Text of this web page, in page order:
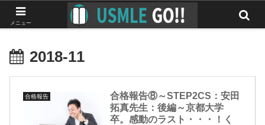
みんなで作る最強のUSMLEマニュアル
2018-11
合格報告
合格報告⑧～STEP2CS：安田
拓真先生：後編～京都大学
卒。感動のラスト・・・！く
メニュー